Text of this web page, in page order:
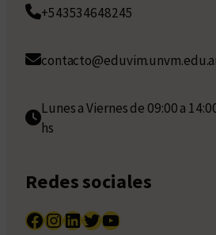
+543534648245
Lunes a Viernes de 09:00 a
hs
Redes sociales
Facebook InstagramLinkedIn Twitter YouTube